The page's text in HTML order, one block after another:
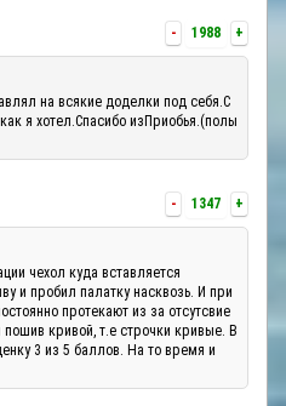
- 1988 +
на всякие доделки под себя.С
я хотел.Спасибо изПриобья.(полы
- 1347 +
чехол куда вставляется
и пробил палатку насквозь. И при
протекают из за отсутсвие
кривой, т.е строчки кривые. В
3 из 5 баллов. На то время и